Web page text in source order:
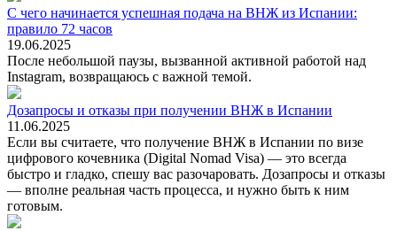
С чего начинается успешная подача на ВНЖ из Испании:
правило 72 часов
19.06.2025
После небольшой паузы, вызванной активной работой над
Instagram, возвращаюсь с важной темой.
Дозапросы и отказы при получении ВНЖ в Испании
11.06.2025
Если вы считаете, что получение ВНЖ в Испании по визе
цифрового кочевника (Digital Nomad Visa) — это всегда
быстро и гладко, спешу вас разочаровать. Дозапросы и отказы
— вполне реальная часть процесса, и нужно быть к ним
готовым.